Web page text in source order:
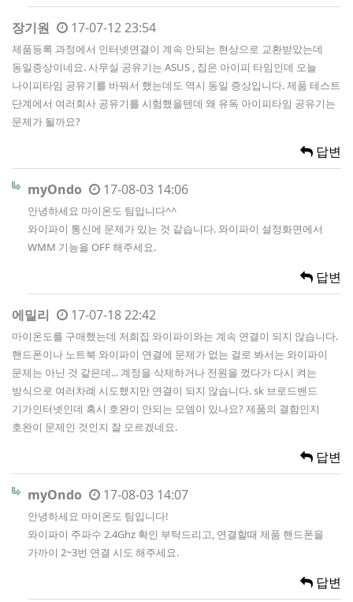
장기원 17-07-12 23:54
제품등록 과정에서 인터넷연결이 계속 안되는 현상으로 교환받았는데
동일증상이네요. 사무실 공유기는 ASUS , 집은 아이피 타임인데 오늘
나이피타임 공유기를 바꿔서 했는데도 역시 동일 증상입니다. 제품 테스트
단계에서 여러회사 공유기를 시험했을텐데 왜 유독 아이피타임 공유기는
문제가 될까요?
답변
myOndo 17-08-03 14:06
안녕하세요 마이온도 팀입니다^^
와이파이 통신에 문제가 있는 것 같습니다. 와이파이 설정화면에서
WMM 기능을 OFF 해주세요.
답변
에밀리 17-07-18 22:42
마이온도를 구매했는데 저희집 와이파이와는 계속 연결이 되지 않습니다.
핸드폰이나 노트북 와이파이 연결에 문제가 없는 걸로 봐서는 와이파이
문제는 아닌 것 같은데... 계정을 삭제하거나 전원을 껐다가 다시 켜는
방식으로 여러차례 시도했지만 연결이 되지 않습니다. sk 브로드밴드
기가인터넷인데 혹시 호완이 안되는 모뎀이 있나요? 제품의 결함인지
호완이 문제인 것인지 잘 모르겠네요.
답변
myOndo 17-08-03 14:07
안녕하세요 마이온도 팀입니다!
와이파이 주파수 2.4Ghz 확인 부탁드리고, 연결할때 제품 핸드폰을
가까이 2~3번 연결 시도 해주세요.
답변